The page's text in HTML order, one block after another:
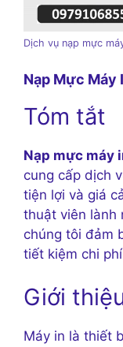
Dịch vụ nạp mực
Nạp Mực Máy
Tóm tắt
Nạp mực máy
cung cấp dịch
tiện lợi và giá
thuật viên lành
chúng tôi đảm
tiết kiệm chi
Giới
Máy in là thiết